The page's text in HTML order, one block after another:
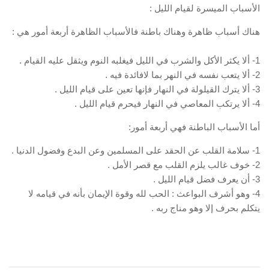
الأسباب الميسرة لقيام الليل :
هناك أسباب ظاهرة وهناك باطنة فالأسباب الظاهرة أربعة أمور هي :
1- ألا يكثر الأكل والشرب في الليل فيغلبه النوم ويثقل عليه القيام .
2- ألا يتعب نفسه في النهر بما لافائدة فيه .
3- ألا يترك القيلولة في النهار فإنها تعين على قيام الليل .
4- ألا يرتكب المعاصي في النهار فيحرم قيام الليل .
أما الأسباب الباطنة فهي أربعة أمور:
1- سلامة القلب عن الحقد على المسلمين وعن البدع وفضول الدنيا .
2- خوف غالب يلزم القلب مع قصر الأمل .
3- أن يعرف فضل قيام الليل .
4- وهو أشرف البواعث : الحب لله وقوة الإيمان بأنه في قيامه لا
يتكلم بحرف إلا وهو مناج ربه .